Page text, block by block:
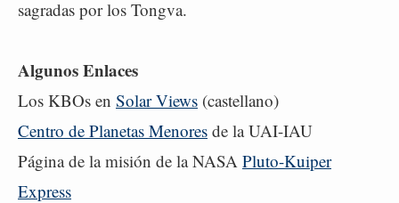
sagradas por los Tongva.
Algunos Enlaces
Los KBOs en Solar Views (castellano)
Centro de Planetas Menores de la UAI-IAU
Página de la misión de la NASA Pluto-Kuiper
Express